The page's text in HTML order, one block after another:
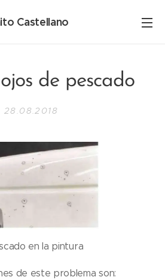
Castellano
de pescado
28.08.2018
en la pintura
de este problema son: